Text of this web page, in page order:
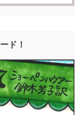
ド！